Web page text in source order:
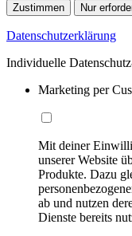
Zustimmen Nur
Datenschutzerklärung
Individuelle
Marketing per
Mit deiner
unserer Website
Produkte. Dazu
ab und nutzen
Dienste bereits